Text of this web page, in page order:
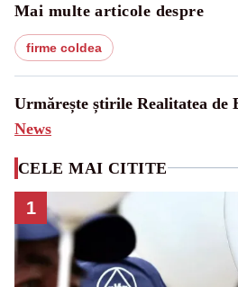
Mai multe articole despre
firme coldea
Urmărește știrile Realitatea de
News
CELE MAI CITITE
1